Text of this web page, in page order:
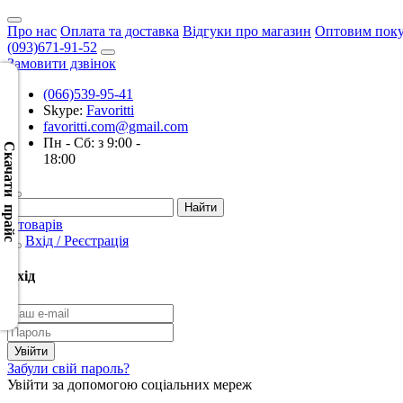
Про нас Оплата та доставка Відгуки про магазин Оптовим
(093)671-91-52
Замовити дзвінок
(066)539-95-41
Skype: Favoritti
favoritti.com@gmail.com
Пн - Сб: з 9:00 -
18:00
0 товарів
Вхід / Реєстрація
Вхід
Забули свій пароль?
Увійти за допомогою соціальних мереж
Скачати прайс
Скачать
XML
(Розн.)
Скачать
XML
(Опт)
Скачать
(Розн.)
Скачать
CSV
(Опт)